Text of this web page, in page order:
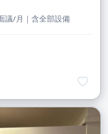
議/月｜含全部設備